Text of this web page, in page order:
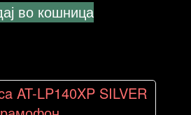
во кошница